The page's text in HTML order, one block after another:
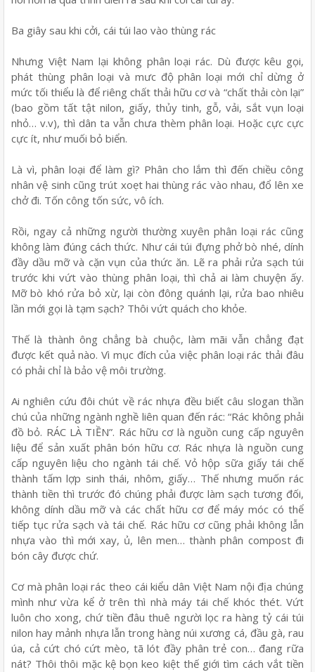
Ba giây sau khi cởi, cái túi lao vào thùng rác
Nhưng Việt Nam lại không phân loại rác. Dù được kêu gọi,
phát thùng phân loại và mưc độ phân loại mới chỉ dừng ở
mức tối thiểu là để riêng chất thải hữu cơ và “chất thải còn lại”
(bao gồm tất tật nilon, giấy, thủy tinh, gỗ, vải, sắt vụn loại
nhỏ… v.v), thì dân ta vẫn chưa thèm phân loại. Hoặc cực cực
cực ít, như muối bỏ biển.
Là vì, phân loại để làm gì? Phân cho lắm thì đến chiều công
nhân vệ sinh cũng trút xoẹt hai thùng rác vào nhau, đổ lên xe
chở đi. Tốn công tốn sức, vô ích.
Rồi, ngay cả những người thường xuyên phân loại rác cũng
không làm đúng cách thức. Như cái túi đựng phở bò nhé, dính
đầy dầu mỡ và cặn vụn của thức ăn. Lẽ ra phải rửa sạch túi
trước khi vứt vào thùng phân loại, thì chả ai làm chuyện ấy.
Mỡ bò khó rửa bỏ xừ, lại còn đông quánh lại, rửa bao nhiêu
lần mới gọi là tạm sạch? Thôi vứt quách cho khỏe.
Thế là thành ông chẳng bà chuộc, làm mãi vẫn chẳng đạt
được kết quả nào. Vì mục đích của việc phân loại rác thải đâu
có phải chỉ là bảo vệ môi trường.
Ai nghiên cứu đôi chút về rác nhựa đều biết câu slogan thần
chú của những ngành nghề liên quan đến rác: “Rác không phải
đồ bỏ. RÁC LÀ TIỀN”. Rác hữu cơ là nguồn cung cấp nguyên
liệu để sản xuất phân bón hữu cơ. Rác nhựa là nguồn cung
cấp nguyên liệu cho ngành tái chế. Vỏ hộp sữa giấy tái chế
thành tấm lợp sinh thái, nhôm, giấy… Thế nhưng muốn rác
thành tiền thì trước đó chúng phải được làm sạch tương đối,
không dính dầu mỡ và các chất hữu cơ để máy móc có thể
tiếp tục rửa sạch và tái chế. Rác hữu cơ cũng phải không lẫn
nhựa vào thì mới xay, ủ, lên men… thành phân compost đi
bón cây được chứ.
Cơ mà phân loại rác theo cái kiểu dân Việt Nam nội địa chúng
mình như vừa kể ở trên thì nhà máy tái chế khóc thét. Vứt
luôn cho xong, chứ tiền đâu thuê người lọc ra hàng tỷ cái túi
nilon hay mảnh nhựa lẫn trong hàng núi xương cá, đầu gà, rau
úa, cả cứt chó cứt mèo, tã lót đầy phân trẻ con… đang rữa
nát? Thôi thôi mặc kệ bọn keo kiệt thế giới tìm cách vắt tiền